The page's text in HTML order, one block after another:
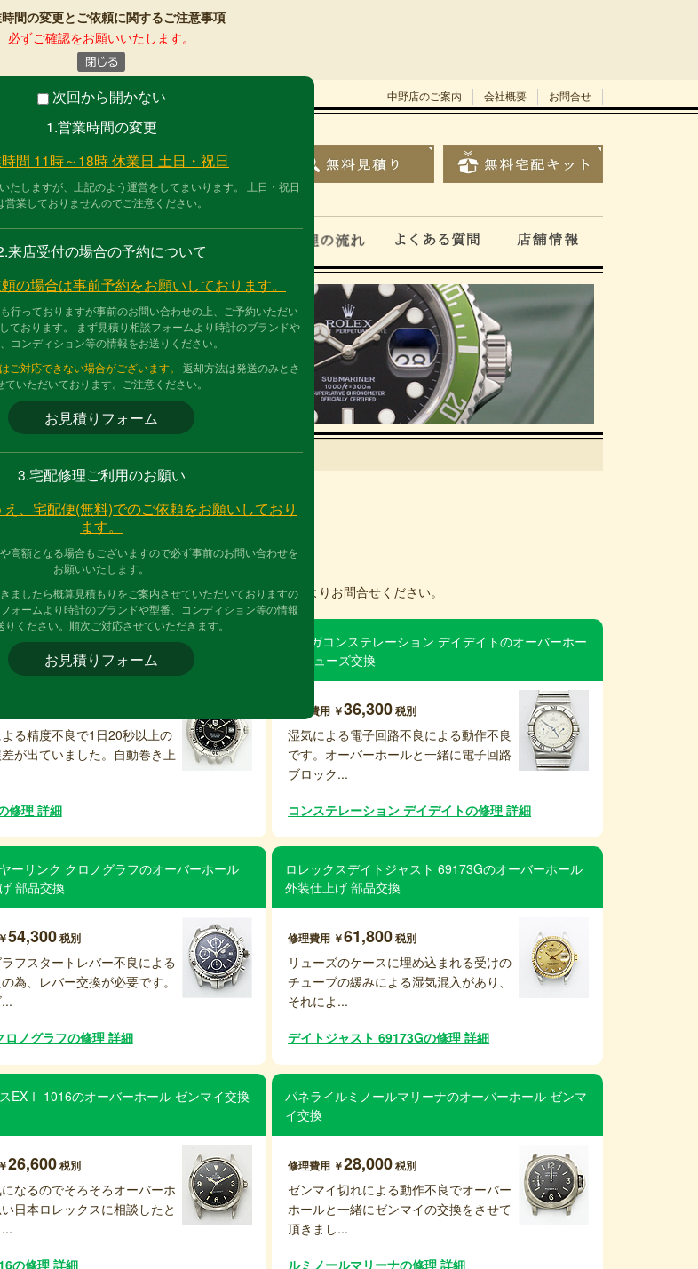
間の変更とご依頼に関するご注意事項
必ずご確認をお願いいたします。
次回から開かない
1.営業時間の変更
間 11時～18時 休業日 土日・祝日
たしますが、上記のよう運営をしてまいります。 土日・祝日
営業しておりませんのでご注意ください。
来店受付の場合の予約について
の場合は事前予約をお願いしております。
行っておりますが事前のお問い合わせの上、ご予約いただい
ております。 まず見積り相談フォームより時計のブランドや
コンディション等の情報をお送りください。
ご対応できない場合がございます。
返却方法は発送のみとさ
ていただいております。ご注意ください。
お見積りフォーム
3.宅配修理ご利用のお願い
、宅配便(無料)でのご依頼をお願いしており
ます。
高額となる場合もございますので必ず事前のお問い合わせを
お願いいたします。
ましたら概算見積もりをご案内させていただいておりますの
ォームより時計のブランドや型番、コンディション等の情報
りください。順次ご対応させていただきます。
お見積りフォーム
中野店のご案内 会社概要 お問合せ
修理見積もり事例
いただいた修理の内容や費用をご紹介いたします。
場合があります。修理の際は、まず見積もりフォームよりお問合せください。
ヤーセル ATのオーバーホール 外装仕上げ 部
る精度不良で1日20秒以上の
が出ていました。自動巻き上
修理 詳細
オメガコンステレーション デイデイトのオーバーホー
ル リューズ交換
修理費用 ￥36,300税別
湿気による電子回路不良による動作不良
です。オーバーホールと一緒に電子回路
ブロック...
コンステレーション デイデイトの修理 詳細
ーリンク クロノグラフのオーバーホール
部品交換
54,300税別
フスタートレバー不良による
為、レバー交換が必要です。
ロノグラフの修理 詳細
ロレックスデイトジャスト 69173Gのオーバーホール
外装仕上げ 部品交換
修理費用 ￥61,800税別
リューズのケースに埋め込まれる受けの
チューブの緩みによる湿気混入があり、
それによ...
デイトジャスト 69173Gの修理 詳細
EXⅠ 1016のオーバーホール ゼンマイ交換
26,600税別
なるのでそろそろオーバーホ
日本ロレックスに相談したと
の修理 詳細
パネライルミノールマリーナのオーバーホール ゼンマ
イ交換
修理費用 ￥28,000税別
ゼンマイ切れによる動作不良でオーバー
ホールと一緒にゼンマイの交換をさせて
頂きまし...
ルミノールマリーナの修理 詳細